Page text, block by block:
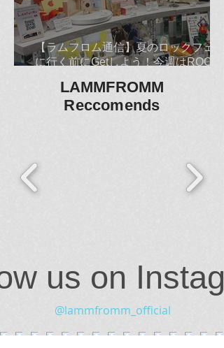
【ラムフロム通信】夏のロックフェス
に行く前にGetしよう！今週はROCK
介です☆LAMMFROMM
Reccomends
us on
@lammfromm_official